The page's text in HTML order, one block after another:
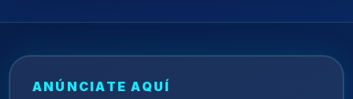
ANÚNCIATE AQUÍ